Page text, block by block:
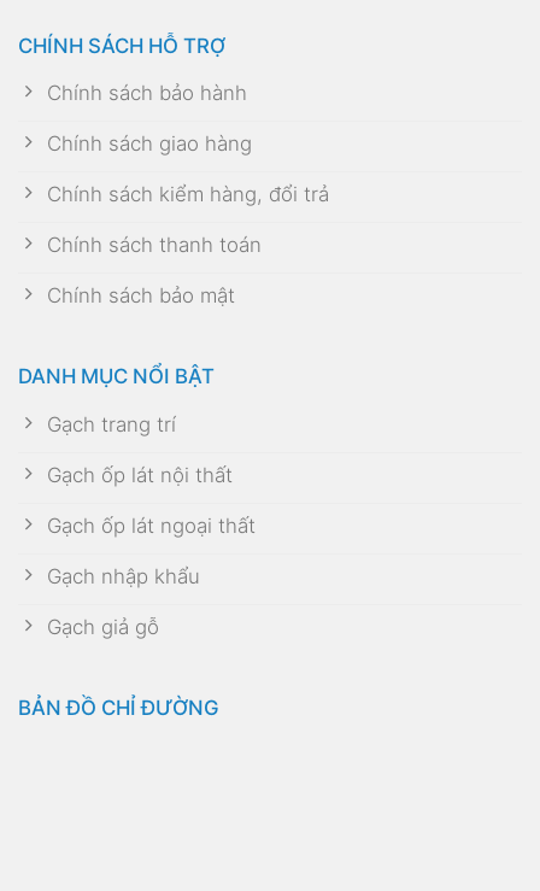
CHÍNH SÁCH HỖ TRỢ
Chính sách bảo hành
Chính sách giao hàng
Chính sách kiểm hàng, đổi trả
Chính sách thanh toán
Chính sách bảo mật
DANH MỤC NỔI BẬT
Gạch trang trí
Gạch ốp lát nội thất
Gạch ốp lát ngoại thất
Gạch nhập khẩu
Gạch giả gỗ
BẢN ĐỒ CHỈ ĐƯỜNG